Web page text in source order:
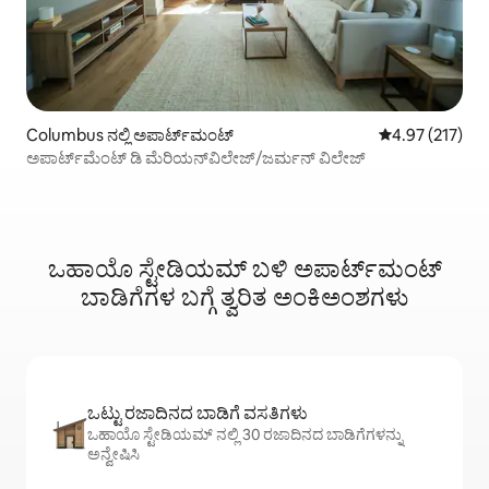
Columbus ನಲ್ಲಿ ಅಪಾರ್ಟ್‌ಮಂಟ್ 5 ರಲ್ಲಿ 4.97
4.97 (217)
ಅಪಾರ್ಟ್‌ಮೆಂಟ್ ಡಿ ಮೆರಿಯನ್‌ವಿಲೇಜ್/ಜರ್ಮನ್ ವಿಲೇಜ್
ಒಹಾಯೊ ಸ್ಟೇಡಿಯಮ್ ಬಳಿ ಅಪಾರ್ಟ್‌ಮಂಟ್
ಬಾಡಿಗೆಗಳ ಬಗ್ಗೆ ತ್ವರಿತ ಅಂಕಿಅಂಶಗಳು
ಒಟ್ಟು ರಜಾದಿನದ ಬಾಡಿಗೆ ವಸತಿಗಳು
ಒಹಾಯೊ ಸ್ಟೇಡಿಯಮ್ ನಲ್ಲಿ 30 ರಜಾದಿನದ ಬಾಡಿಗೆಗಳನ್ನು
ಅನ್ವೇಷಿಸಿ